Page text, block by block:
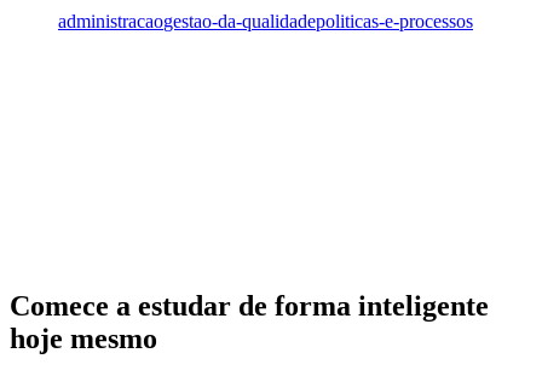
administracaogestao-da-qualidadepoliticas-e-processos
Comece a estudar de forma inteligente
hoje mesmo